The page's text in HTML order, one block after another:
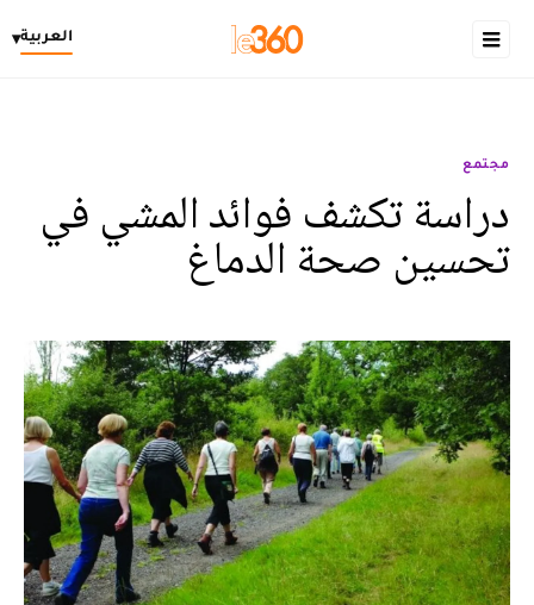
العربية▾
مجتمع
دراسة تكشف فوائد المشي في
تحسين صحة الدماغ